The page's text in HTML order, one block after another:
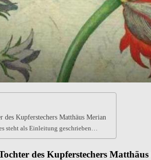
Kupferstechers Matthäus Merian
steht als Einleitung geschrieben…
des Kupferstechers